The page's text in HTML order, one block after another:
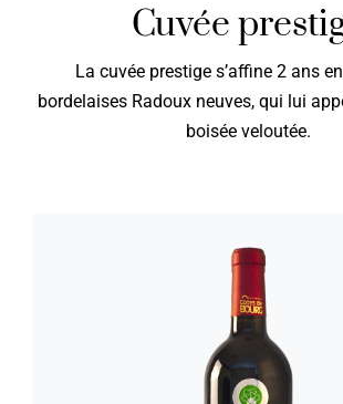
Cuvée
La cuvée prestige s’affine 2 ans
bordelaises Radoux neuves, qui lui
boisée veloutée.